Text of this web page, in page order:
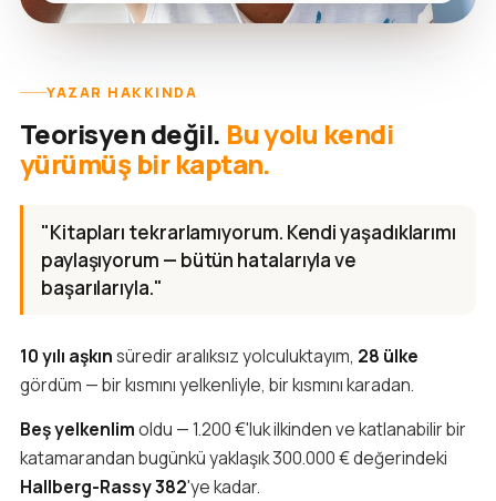
YAZAR HAKKINDA
Teorisyen değil. Bu yolu kendi
yürümüş bir kaptan.
"Kitapları tekrarlamıyorum. Kendi yaşadıklarımı
paylaşıyorum — bütün hatalarıyla ve
başarılarıyla."
10 yılı aşkınsüredir aralıksız yolculuktayım, 28 ülke
gördüm — bir kısmını yelkenliyle, bir kısmını karadan.
Beş yelkenlimoldu — 1.200 €'luk ilkinden ve katlanabilir bir
katamarandan bugünkü yaklaşık 300.000 € değerindeki
Hallberg-Rassy 382'ye kadar.